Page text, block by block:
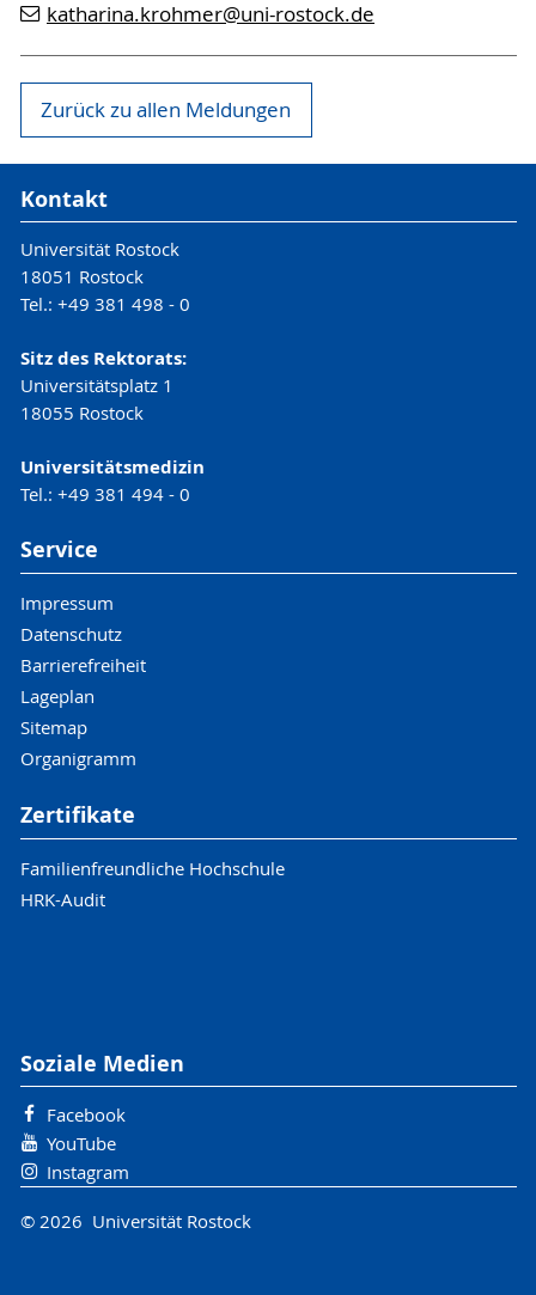
katharina.krohmer@uni-rostock.de
Zurück zu allen Meldungen
Kontakt
Universität Rostock
18051 Rostock
Tel.: +49 381 498 - 0
Sitz des Rektorats:
Universitätsplatz 1
18055 Rostock
Universitätsmedizin
Tel.: +49 381 494 - 0
Service
Impressum
Datenschutz
Barrierefreiheit
Lageplan
Sitemap
Organigramm
Zertifikate
Familienfreundliche Hochschule
HRK-Audit
Soziale Medien
Facebook
YouTube
Instagram
© 2026 Universität Rostock